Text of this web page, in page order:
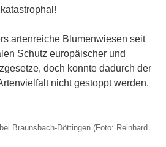
artenreiche Blumenwiesen seit
Schutz europäischer und
doch konnte dadurch der
nicht gestoppt werden.
Braunsbach-Döttingen (Foto: Reinhard